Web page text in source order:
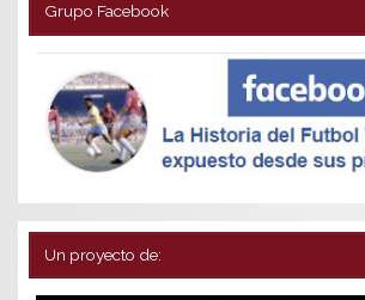
Grupo Facebook
Un proyecto de: